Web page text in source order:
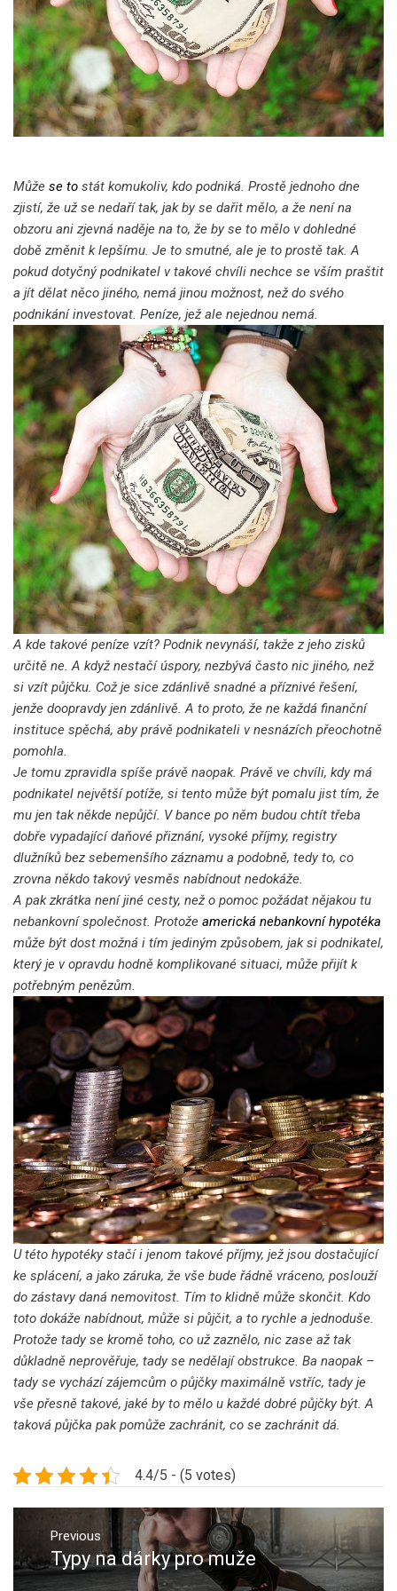
Může se to stát komukoliv, kdo podniká. Prostě jednoho dne
zjistí, že už se nedaří tak, jak by se dařit mělo, a že není na
obzoru ani zjevná naděje na to, že by se to mělo v dohledné
době změnit k lepšímu. Je to smutné, ale je to prostě tak. A
pokud dotyčný podnikatel v takové chvíli nechce se vším praštit
a jít dělat něco jiného, nemá jinou možnost, než do svého
podnikání investovat. Peníze, jež ale nejednou nemá.
A kde takové peníze vzít? Podnik nevynáší, takže z jeho zisků
určitě ne. A když nestačí úspory, nezbývá často nic jiného, než
si vzít půjčku. Což je sice zdánlivě snadné a příznivé řešení,
jenže doopravdy jen zdánlivě. A to proto, že ne každá finanční
instituce spěchá, aby právě podnikateli v nesnázích přeochotně
pomohla.
Je tomu zpravidla spíše právě naopak. Právě ve chvíli, kdy má
podnikatel největší potíže, si tento může být pomalu jist tím, že
mu jen tak někde nepůjčí. V bance po něm budou chtít třeba
dobře vypadající daňové přiznání, vysoké příjmy, registry
dlužníků bez sebemenšího záznamu a podobně, tedy to, co
zrovna někdo takový vesměs nabídnout nedokáže.
A pak zkrátka není jiné cesty, než o pomoc požádat nějakou tu
nebankovní společnost. Protože americká nebankovní hypotéka
může být dost možná i tím jediným způsobem, jak si podnikatel,
který je v opravdu hodně komplikované situaci, může přijít k
potřebným penězům.
U této hypotéky stačí i jenom takové příjmy, jež jsou dostačující
ke splácení, a jako záruka, že vše bude řádně vráceno, poslouží
do zástavy daná nemovitost. Tím to klidně může skončit. Kdo
toto dokáže nabídnout, může si půjčit, a to rychle a jednoduše.
Protože tady se kromě toho, co už zaznělo, nic zase až tak
důkladně neprověřuje, tady se nedělají obstrukce. Ba naopak –
tady se vychází zájemcům o půjčky maximálně vstříc, tady je
vše přesně takové, jaké by to mělo u každé dobré půjčky být. A
taková půjčka pak pomůže zachránit, co se zachránit dá.
4.4/5 - (5 votes)
Navigace
pro
příspěvek
Previous
Previous
post:
Typy na dárky pro muže